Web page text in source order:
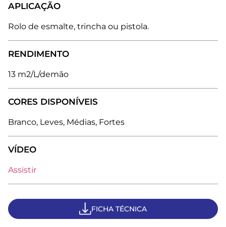
APLICAÇÃO
Rolo de esmalte, trincha ou pistola.
RENDIMENTO
13 m2/L/demão
CORES DISPONÍVEIS
Branco, Leves, Médias, Fortes
VÍDEO
Assistir
FICHA TÉCNICA